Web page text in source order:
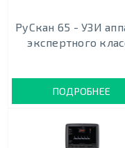
РуСкан 65 - УЗИ
экспертного
ПОДРОБНЕЕ